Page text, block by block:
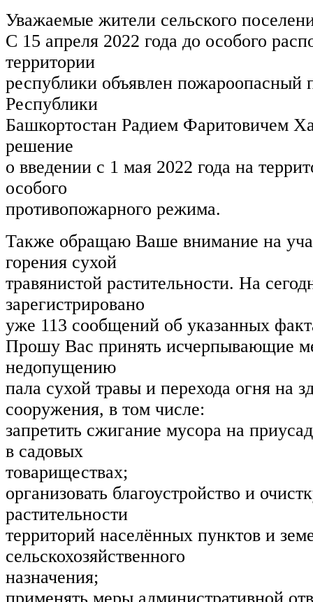
Уважаемые жители сельского
С 15 апреля 2022 года до особого
территории
республики объявлен пожароопасный
Республики
Башкортостан Радием Фаритовичем
решение
о введении с 1 мая 2022 года на
особого
противопожарного режима.
Также обращаю Ваше внимание на
горения сухой
травянистой растительности. На
зарегистрировано
уже 113 сообщений об указанных
Прошу Вас принять исчерпывающие
недопущению
пала сухой травы и перехода огня на
сооружения, в том числе:
запретить сжигание мусора на
в садовых
товариществах;
организовать благоустройство и
растительности
территорий населённых пунктов и
сельскохозяйственного
назначения;